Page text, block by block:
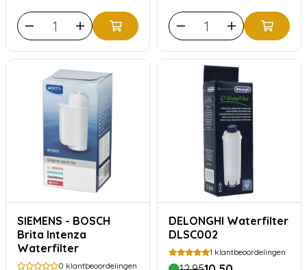
SIEMENS - BOSCH
Brita Intenza
Waterfilter
0 klantbeoordelingen
DELONGHI Waterfilter
DLSC002
1 klantbeoordelingen